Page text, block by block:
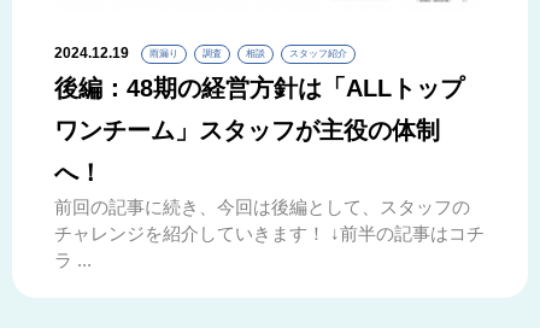
2024.12.19 雨漏り 調査 相談 スタッフ紹介
後編：48期の経営方針は「ALLトップ
ワンチーム」スタッフが主役の体制
へ！
前回の記事に続き、今回は後編として、スタッフの
チャレンジを紹介していきます！ ↓前半の記事はコチ
ラ ...